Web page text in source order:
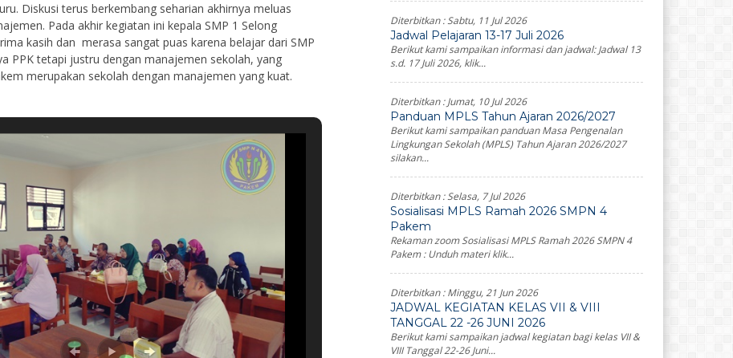
Diskusi terus berkembang seharian akhirnya meluas
Pada akhir kegiatan ini kepala SMP 1 Selong
kasih dan merasa sangat puas karena belajar dari SMP
PPK tetapi justru dengan manajemen sekolah, yang
merupakan sekolah dengan manajemen yang kuat.
Diterbitkan :Sabtu, 11 Jul 2026
Jadwal Pelajaran 13-17 Juli 2026
Berikut kami sampaikan informasi dan jadwal: Jadwal 13
s.d. 17 Juli 2026, klik...
Diterbitkan :Jumat, 10 Jul 2026
Panduan MPLS Tahun Ajaran 2026/2027
Berikut kami sampaikan panduan Masa Pengenalan
Lingkungan Sekolah (MPLS) Tahun Ajaran 2026/2027
silakan...
Diterbitkan :Selasa, 7 Jul 2026
Sosialisasi MPLS Ramah 2026 SMPN 4
Pakem
Rekaman zoom Sosialisasi MPLS Ramah 2026 SMPN 4
Pakem : Unduh materi klik...
Diterbitkan :Minggu, 21 Jun 2026
JADWAL KEGIATAN KELAS VII & VIII
TANGGAL 22 -26 JUNI 2026
Berikut kami sampaikan jadwal kegiatan bagi kelas VII &
VIII Tanggal 22-26 Juni...